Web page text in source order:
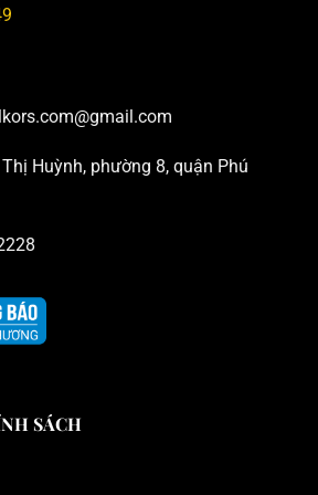
Huỳnh, phường 8, quận Phú
SÁCH